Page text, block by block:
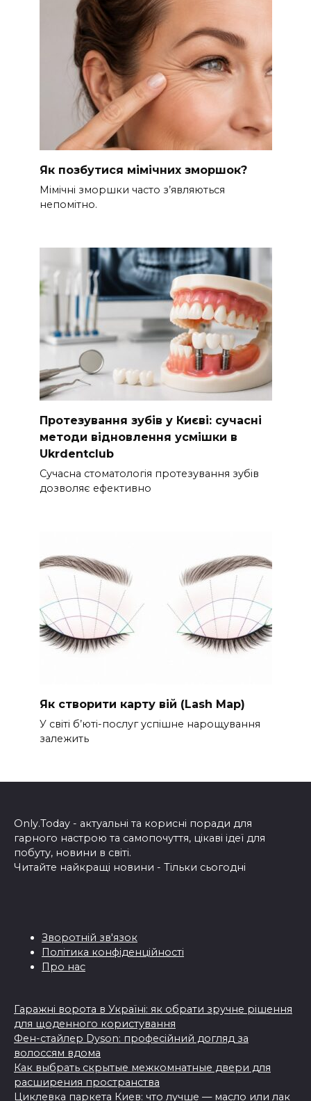
Як позбутися мімічних зморшок?
Мімічні зморшки часто з’являються
непомітно.
Протезування зубів у Києві: сучасні
методи відновлення усмішки в
Ukrdentclub
Сучасна стоматологія протезування зубів
дозволяє ефективно
Як створити карту вій (Lash Map)
У світі б’юті-послуг успішне нарощування
залежить
Only.Today - актуальні та корисні поради для
гарного настрою та самопочуття, цікаві ідеї для
побуту, новини в світі.
Читайте найкращі новини - Тільки сьогодні
Зворотній зв'язок
Політика конфіденційності
Про нас
Гаражні ворота в Україні: як обрати зручне рішення
для щоденного користування
Фен-стайлер Dyson: професійний догляд за
волоссям вдома
Как выбрать скрытые межкомнатные двери для
расширения пространства
Циклевка паркета Киев: что лучше — масло или лак